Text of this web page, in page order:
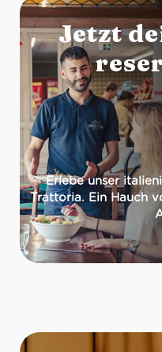
Jetzt
Erlebe unser
Trattoria. Ein Hauch